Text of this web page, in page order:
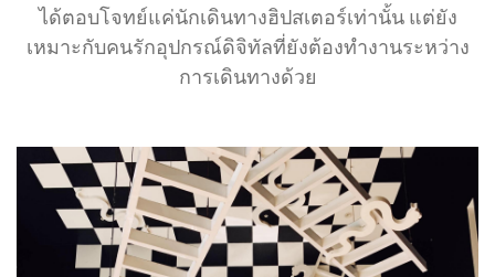
ได้ตอบโจทย์แค่นักเดินทางฮิปสเตอร์เท่านั้น แต่ยัง
เหมาะกับคนรักอุปกรณ์ดิจิทัลที่ยังต้องทำงานระหว่าง
การเดินทางด้วย